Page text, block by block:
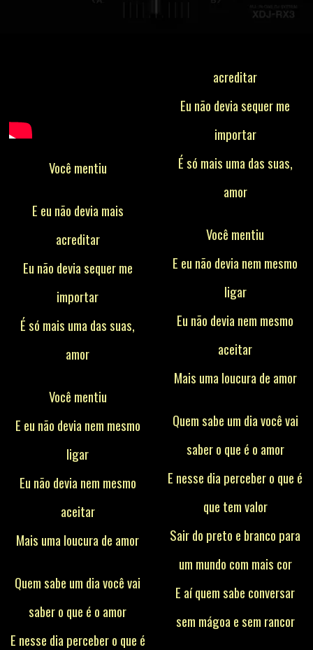
Você mentiu
E eu não devia mais
acreditar
Eu não devia sequer me
importar
É só mais uma das suas,
amor
Você mentiu
E eu não devia nem mesmo
ligar
Eu não devia nem mesmo
aceitar
Mais uma loucura de amor
Quem sabe um dia você vai
saber o que é o amor
E nesse dia perceber o que é
acreditar
Eu não devia sequer me
importar
É só mais uma das suas,
amor
Você mentiu
E eu não devia nem mesmo
ligar
Eu não devia nem mesmo
aceitar
Mais uma loucura de amor
Quem sabe um dia você vai
saber o que é o amor
E nesse dia perceber o que é
que tem valor
Sair do preto e branco para
um mundo com mais cor
E aí quem sabe conversar
sem mágoa e sem rancor